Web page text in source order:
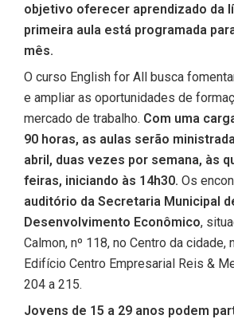
objetivo oferecer aprendizado da
primeira aula está programada
mês.
O curso English for All busca
e ampliar as oportunidades de
mercado de trabalho. Com uma
90 horas, as aulas serão
abril, duas vezes por semana, às
feiras, iniciando às 14h30. Os
auditório da Secretaria Municipal
Desenvolvimento Econômico,
Calmon, nº 118, no Centro da cidade,
Edifício Centro Empresarial Reis &
204 a 215.
Jovens de 15 a 29 anos podem